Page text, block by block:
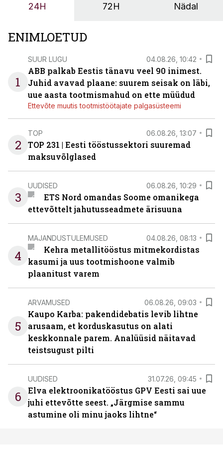
24H 72H Nädal
ENIMLOETUD
1
SUUR LUGU 04.08.26, 10:42
ABB palkab Eestis tänavu veel 90 inimest.
Juhid avavad plaane: suurem seisak on läbi,
uue aasta tootmismahud on ette müüdud
Ettevõte muutis tootmistöötajate palgasüsteemi
2
TOP 06.08.26, 13:07
TOP 231 | Eesti tööstussektori suuremad
maksuvõlglased
3
UUDISED 06.08.26, 10:29
ETS Nord omandas Soome omanikega
ettevõttelt jahutusseadmete ärisuuna
4
MAJANDUSTULEMUSED 04.08.26, 08:13
Kehra metallitööstus mitmekordistas
kasumi ja uus tootmishoone valmib
plaanitust varem
5
ARVAMUSED 06.08.26, 09:03
Kaupo Karba: pakendidebatis levib lihtne
arusaam, et korduskasutus on alati
keskkonnale parem. Analüüsid näitavad
teistsugust pilti
6
UUDISED 31.07.26, 09:45
Elva elektroonikatööstus GPV Eesti sai uue
juhi ettevõtte seest. „Järgmise sammu
astumine oli minu jaoks lihtne“